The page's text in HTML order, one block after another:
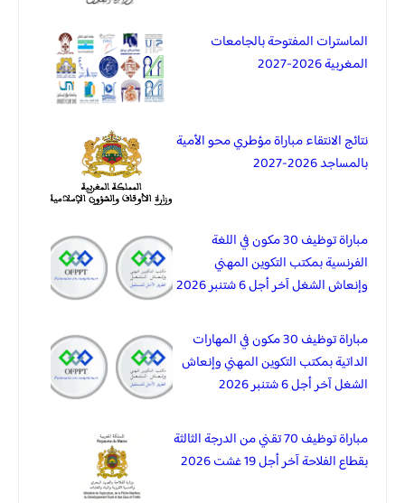
الماسترات المفتوحة بالجامعات
المغربية 2026-2027
نتائج الانتقاء مباراة مؤطري محو الأمية
بالمساجد 2026-2027
مباراة توظيف 30 مكون في اللغة
الفرنسية بمكتب التكوين المهني
وإنعاش الشغل آخر أجل 6 شتنبر 2026
مباراة توظيف 30 مكون في المهارات
الداتية بمكتب التكوين المهني وإنعاش
الشغل آخر أجل 6 شتنبر 2026
مباراة توظيف 70 تقني من الدرجة الثالثة
بقطاع الفلاحة آخر أجل 19 غشت 2026